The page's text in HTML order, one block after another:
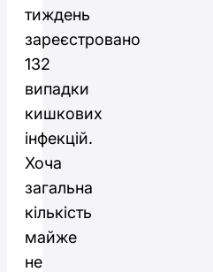
тиждень
зареєстровано
132
випадки
кишкових
інфекцій.
Хоча
загальна
кількість
майже
не